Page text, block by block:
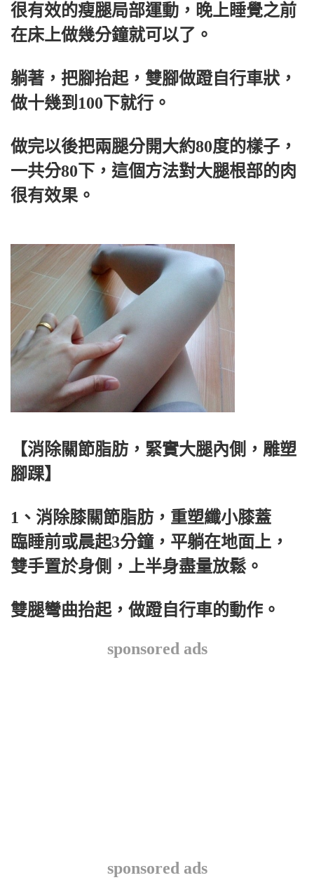
很有效的瘦腿局部運動，晚上睡覺之前
在床上做幾分鐘就可以了。
躺著，把腳抬起，雙腳做蹬自行車狀，
做十幾到100下就行。
做完以後把兩腿分開大約80度的樣子，
一共分80下，這個方法對大腿根部的肉
很有效果。
【消除關節脂肪，緊實大腿內側，雕塑
腳踝】
1、消除膝關節脂肪，重塑纖小膝蓋
臨睡前或晨起3分鐘，平躺在地面上，
雙手置於身側，上半身盡量放鬆。
雙腿彎曲抬起，做蹬自行車的動作。
sponsored ads
sponsored ads